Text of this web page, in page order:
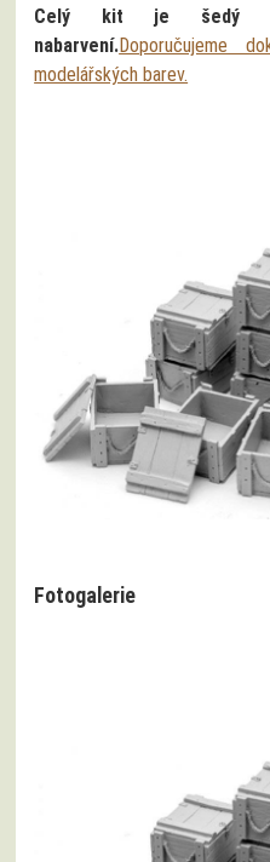
Celý kit je šedý
nabarvení.Doporučujeme
modelářských barev.
Fotogalerie